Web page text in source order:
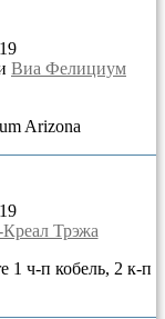
Виа Фелициум
Трэжа
1 ч-п кобель, 2 к-п